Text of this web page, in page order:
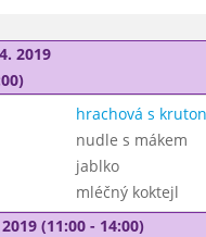
2019
hrachová s
nudle s mákem
jablko
mléčný koktejl
(11:00 - 14:00)